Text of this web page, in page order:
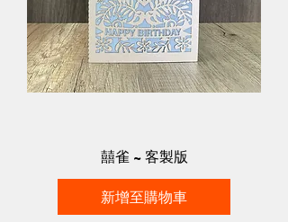
囍雀 ~ 客製版
新增至購物車